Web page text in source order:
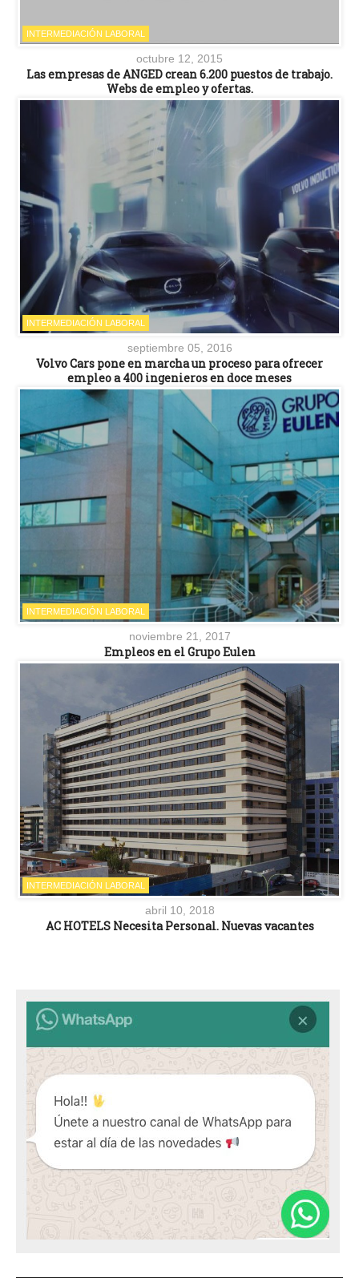
INTERMEDIACIÓN LABORAL
octubre 12, 2015
Las empresas de ANGED crean 6.200 puestos de trabajo.
Webs de empleo y ofertas.
INTERMEDIACIÓN LABORAL
septiembre 05, 2016
Volvo Cars pone en marcha un proceso para ofrecer
empleo a 400 ingenieros en doce meses
INTERMEDIACIÓN LABORAL
noviembre 21, 2017
Empleos en el Grupo Eulen
INTERMEDIACIÓN LABORAL
abril 10, 2018
AC HOTELS Necesita Personal. Nuevas vacantes